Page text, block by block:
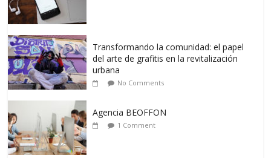
Transformando la comunidad: el papel
del arte de grafitis en la revitalización
urbana
No Comments
Agencia BEOFFON
1 Comment